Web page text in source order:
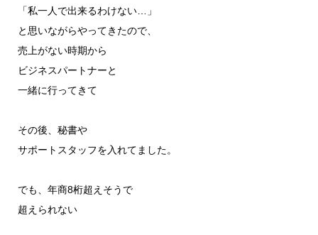
「私一人で出来るわけない…」
と思いながらやってきたので、
売上がない時期から
ビジネスパートナーと
一緒に行ってきて
その後、秘書や
サポートスタッフを入れてました。
でも、年商8桁超えそうで
超えられない